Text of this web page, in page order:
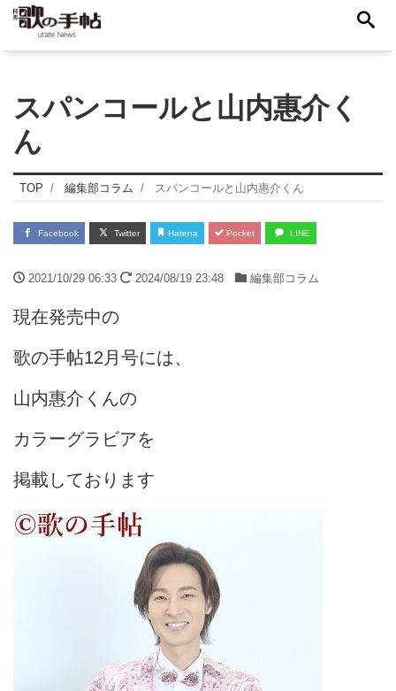
スパンコールと山内惠介く
ん
TOP 編集部コラム スパンコールと山内惠介くん
Facebook Twitter Hatena Pocket LINE
2021/10/29 06:33 2024/08/19 23:48 編集部コラム
現在発売中の
歌の手帖12月号には、
山内惠介くんの
カラーグラビアを
掲載しております